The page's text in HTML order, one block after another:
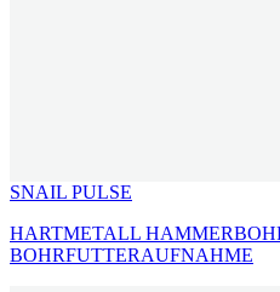
SNAIL PULSE
HARTMETALL
BOHRFUTTERAUFNAHME